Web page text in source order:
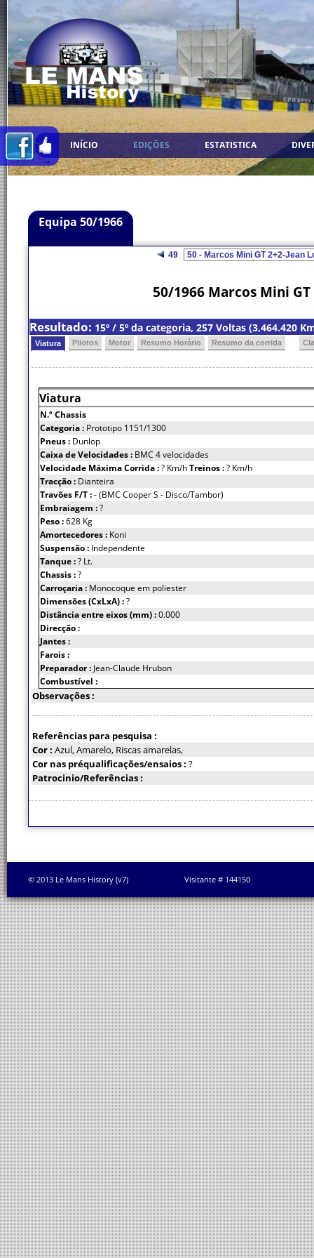
INÍCIO EDIÇÕES ESTATISTICA
Equipa 50/1966
49
50/1966 Marcos Mini
Resultado: 15º / 5º da categoria, 257 Voltas (3,464.420
Viatura Pilotos Motor Resumo Horário Resumo da corrida
Viatura
N.º Chassis
Categoria : Prototipo 1151/1300
Pneus : Dunlop
Caixa de Velocidades : BMC 4 velocidades
Velocidade Máxima Corrida :? Km/hTreinos :? Km/h
Tracção : Dianteira
Travões F/T :- (BMC Cooper S - Disco/Tambor)
Embraiagem :?
Peso :628 Kg
Amortecedores : Koni
Suspensão : Independente
Tanque :? Lt.
Chassis :?
Carroçaria : Monocoque em poliester
Dimensões (CxLxA) :?
Distância entre eixos (mm) :0.000
Direcção :
Jantes :
Farois :
Preparador : Jean-Claude Hrubon
Combustível :
Observações :
Referências para pesquisa :
Cor : Azul, Amarelo, Riscas amarelas,
Cor nas préqualificações/ensaios : ?
Patrocinio/Referências :
© 2013 Le Mans History (v7) Visitante # 144150